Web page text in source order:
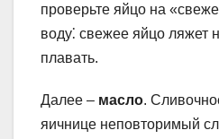
проверьте яйцо на
воду⁚ свежее яйцо ляжет
плавать.
Далее – масло.
яичнице неповторимый